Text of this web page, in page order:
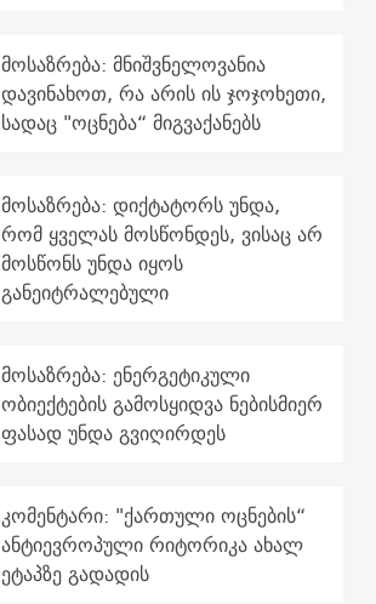
მოსაზრება: მნიშვნელოვანია
დავინახოთ, რა არის ის ჯოჯოხეთი,
სადაც "ოცნება“ მიგვაქანებს
მოსაზრება: დიქტატორს უნდა,
რომ ყველას მოსწონდეს, ვისაც არ
მოსწონს უნდა იყოს
განეიტრალებული
მოსაზრება: ენერგეტიკული
ობიექტების გამოსყიდვა ნებისმიერ
ფასად უნდა გვიღირდეს
კომენტარი: "ქართული ოცნების“
ანტიევროპული რიტორიკა ახალ
ეტაპზე გადადის